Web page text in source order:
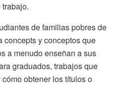
de familias pobres de
concepts y conceptos que
a menudo enseñan a sus
graduados, trabajos que
obtener los títulos o